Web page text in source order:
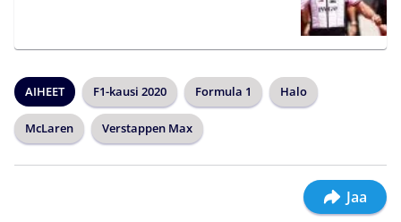
AIHEET F1-kausi 2020 Formula 1 Halo
McLaren Verstappen Max
Jaa